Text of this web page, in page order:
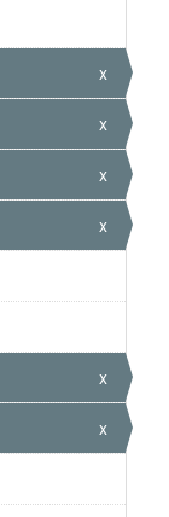
x
x
x
x
x
x